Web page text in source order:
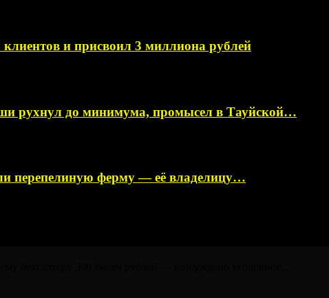
и присвоил 3 миллиона рублей
рухнул до минимума, промысел в Тауйской…
перепелиную ферму — её владелицу…